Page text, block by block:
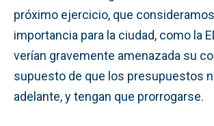
próximo ejercicio, que
importancia para la ciudad, como la
verían gravemente amenazada su
supuesto de que los presupuestos
adelante, y tengan que prorrogarse.